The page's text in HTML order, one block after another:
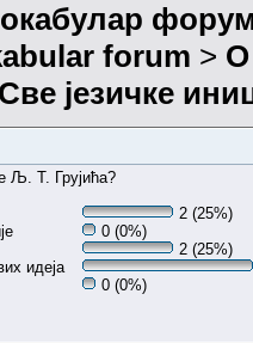
forum > О
Све језичке
Љ. Т. Грујића?
2 (25%)
0 (0%)
2 (25%)
идеја
0 (0%)